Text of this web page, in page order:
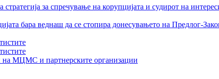
за спречување на корупцијата и судирот на
бара веднаш да се стопира донесувањето на Предлог-
на МЦМС и партнерските организации